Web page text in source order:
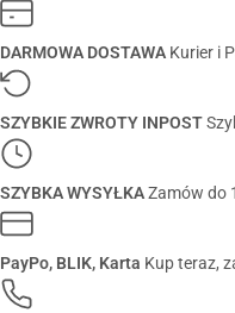
DARMOWA DOSTAWA Kurier i
SZYBKIE ZWROTY INPOST
SZYBKA WYSYŁKAZamów do
PayPo, BLIK, Karta Kup teraz,